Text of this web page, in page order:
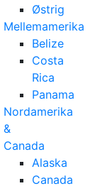
Østrig
Mellemamerika
Belize
Costa
Rica
Panama
Nordamerika
&
Canada
Alaska
Canada